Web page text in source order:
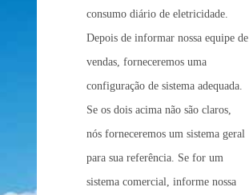
consumo diário de eletricidade.
Depois de informar nossa equipe de
vendas, forneceremos uma
configuração de sistema adequada.
Se os dois acima não são claros,
nós forneceremos um sistema geral
para sua referência. Se for um
sistema comercial, informe nossa